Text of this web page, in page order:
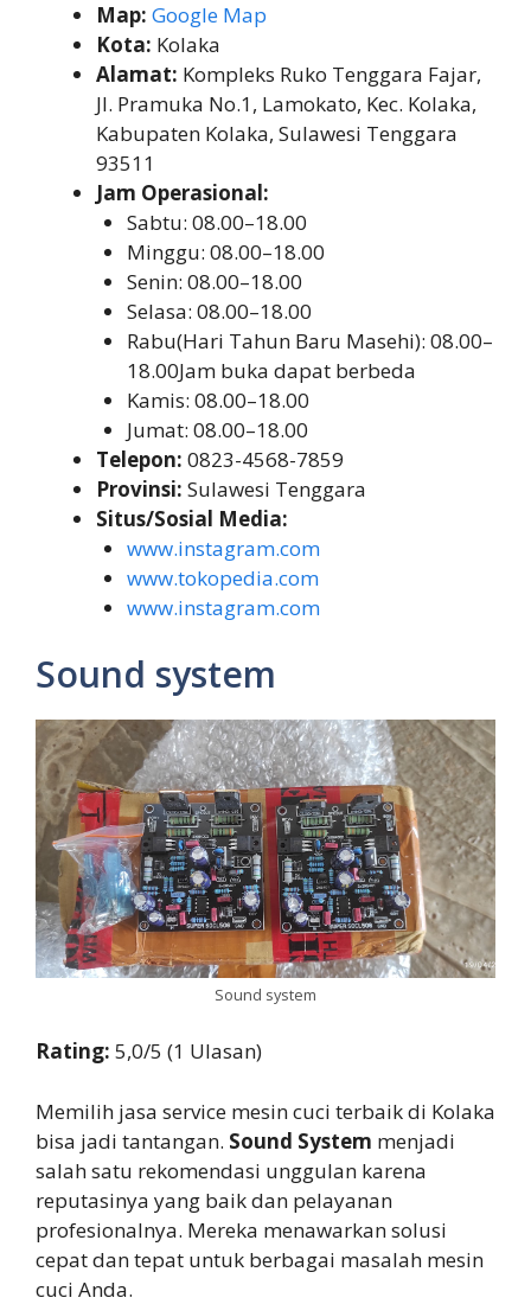
Map: Google Map
Kota: Kolaka
Alamat: Kompleks Ruko Tenggara Fajar,
Jl. Pramuka No.1, Lamokato, Kec. Kolaka,
Kabupaten Kolaka, Sulawesi Tenggara
93511
Jam Operasional:
Sabtu: 08.00–18.00
Minggu: 08.00–18.00
Senin: 08.00–18.00
Selasa: 08.00–18.00
Rabu(Hari Tahun Baru Masehi): 08.00–
18.00Jam buka dapat berbeda
Kamis: 08.00–18.00
Jumat: 08.00–18.00
Telepon: 0823-4568-7859
Provinsi: Sulawesi Tenggara
Situs/Sosial Media:
www.instagram.com
www.tokopedia.com
www.instagram.com
Sound system
Sound system
Rating: 5,0/5 (1 Ulasan)
Memilih jasa service mesin cuci terbaik di Kolaka
bisa jadi tantangan. Sound System menjadi
salah satu rekomendasi unggulan karena
reputasinya yang baik dan pelayanan
profesionalnya. Mereka menawarkan solusi
cepat dan tepat untuk berbagai masalah mesin
cuci Anda.